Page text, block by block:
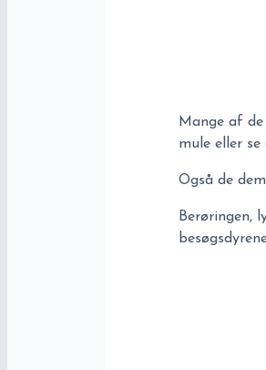
Mange af
mule eller se
Også de
Berøringen,